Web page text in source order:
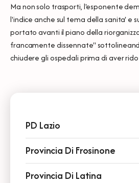
Ma non solo trasporti, l'esponente
l'indice anche sul tema della sanita' e
portato avanti il piano della
francamente dissennate"
chiudere gli ospedali prima di aver
PD Lazio
Provincia Di Frosinone
Provincia Di Latina